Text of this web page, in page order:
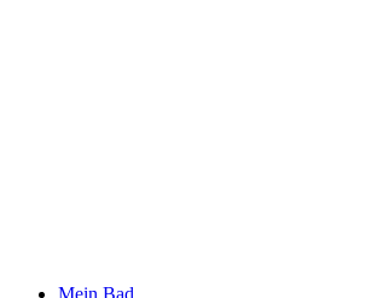
Mein Bad